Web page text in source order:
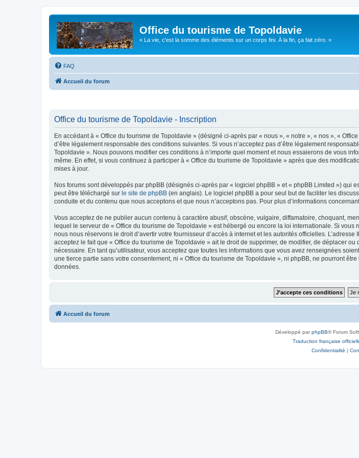
Office du tourisme de Topoldavie
« La vie, c'est la somme des éléments sur un corps fini. À la fin, ça fait zéro. »
FAQ
Accueil du forum
Office du tourisme de Topoldavie - Inscription
En accédant à « Office du tourisme de Topoldavie » (désigné ci-après par « nous », « notre », « nos », «
d’être légalement responsable des conditions suivantes. Si vous n’acceptez pas d’être légalement
Topoldavie ». Nous pouvons modifier ces conditions à n’importe quel moment et nous essaierons de vous
même. En effet, si vous continuez à participer à « Office du tourisme de Topoldavie » après que des
mises à jour.
Nos forums sont développés par phpBB (désignés ci-après par « logiciel phpBB » et « phpBB Limited ») qui
peut être téléchargé sur le site de phpBB (en anglais). Le logiciel phpBB a pour seul but de faciliter les
conduite et du contenu que nous acceptons et que nous n’acceptons pas. Pour plus d’informations
Vous acceptez de ne publier aucun contenu à caractère abusif, obscène, vulgaire, diffamatoire, choquant,
lequel le serveur de « Office du tourisme de Topoldavie » est hébergé ou encore la loi internationale. Si
nous nous réservons le droit d’avertir votre fournisseur d’accès à internet et les autorités officielles.
acceptez le fait que « Office du tourisme de Topoldavie » ait le droit de supprimer, de modifier, de déplacer
nécessaire. En tant qu’utilisateur, vous acceptez que toutes les informations que vous avez renseignées
une tierce partie sans votre consentement, ni « Office du tourisme de Topoldavie », ni phpBB, ne pourront
données.
Accueil du forum
Développé parphpBB® Forum
Traduction française
Confidentialité |